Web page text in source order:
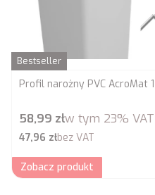
Bestseller
Profil narożny PVC AcroMat
Cena brutto
58,99 złw tym 23% VAT
Cena netto
47,96 złbez VAT
Zobacz produkt